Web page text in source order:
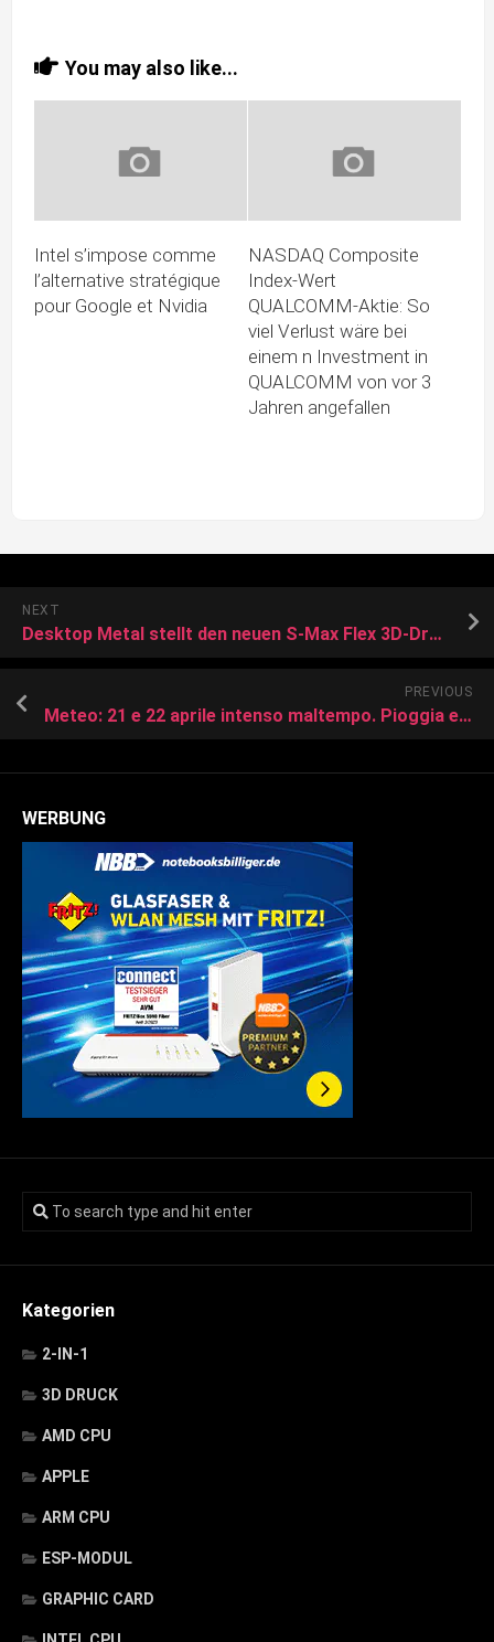
You may also like...
Intel s’impose comme
l’alternative stratégique
pour Google et Nvidia
NASDAQ Composite
Index-Wert
QUALCOMM-Aktie: So
viel Verlust wäre bei
einem n Investment in
QUALCOMM von vor 3
Jahren angefallen
NEXT
Desktop Metal stellt den neuen S-Max Flex 3D-Drucker vor
PREVIOUS
Meteo: 21 e 22 aprile intenso maltempo. Pioggia e vento in molte zone
WERBUNG
Kategorien
2-IN-1
3D DRUCK
AMD CPU
APPLE
ARM CPU
ESP-MODUL
GRAPHIC CARD